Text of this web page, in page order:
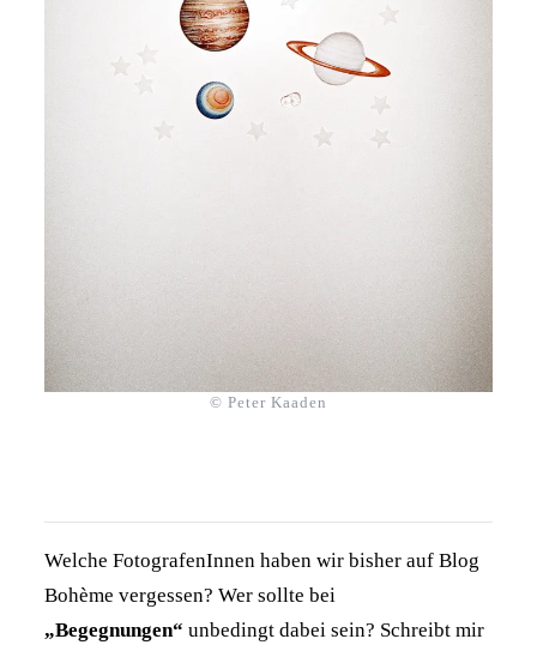
© Peter Kaaden
Welche FotografenInnen haben wir bisher auf Blog
Bohème vergessen? Wer sollte bei
„Begegnungen“unbedingt dabei sein? Schreibt mir